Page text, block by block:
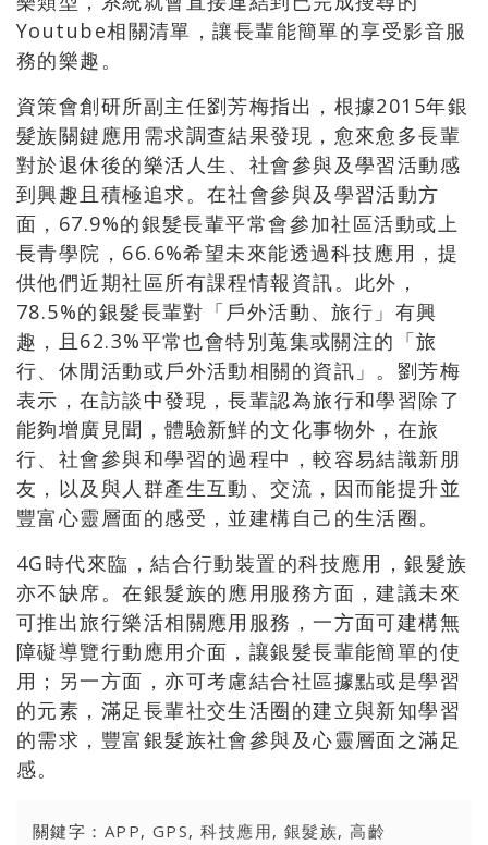
Youtube相關清單，讓長輩能簡單的享受影音服
務的樂趣。
資策會創研所副主任劉芳梅指出，根據2015年銀
髮族關鍵應用需求調查結果發現，愈來愈多長輩
對於退休後的樂活人生、社會參與及學習活動感
到興趣且積極追求。在社會參與及學習活動方
面，67.9%的銀髮長輩平常會參加社區活動或上
長青學院，66.6%希望未來能透過科技應用，提
供他們近期社區所有課程情報資訊。此外，
78.5%的銀髮長輩對「戶外活動、旅行」有興
趣，且62.3%平常也會特別蒐集或關注的「旅
行、休閒活動或戶外活動相關的資訊」。劉芳梅
表示，在訪談中發現，長輩認為旅行和學習除了
能夠增廣見聞，體驗新鮮的文化事物外，在旅
行、社會參與和學習的過程中，較容易結識新朋
友，以及與人群產生互動、交流，因而能提升並
豐富心靈層面的感受，並建構自己的生活圈。
4G時代來臨，結合行動裝置的科技應用，銀髮族
亦不缺席。在銀髮族的應用服務方面，建議未來
可推出旅行樂活相關應用服務，一方面可建構無
障礙導覽行動應用介面，讓銀髮長輩能簡單的使
用；另一方面，亦可考慮結合社區據點或是學習
的元素，滿足長輩社交生活圈的建立與新知學習
的需求，豐富銀髮族社會參與及心靈層面之滿足
感。
關鍵字： APP, GPS,科技應用, 銀髮族,高齡